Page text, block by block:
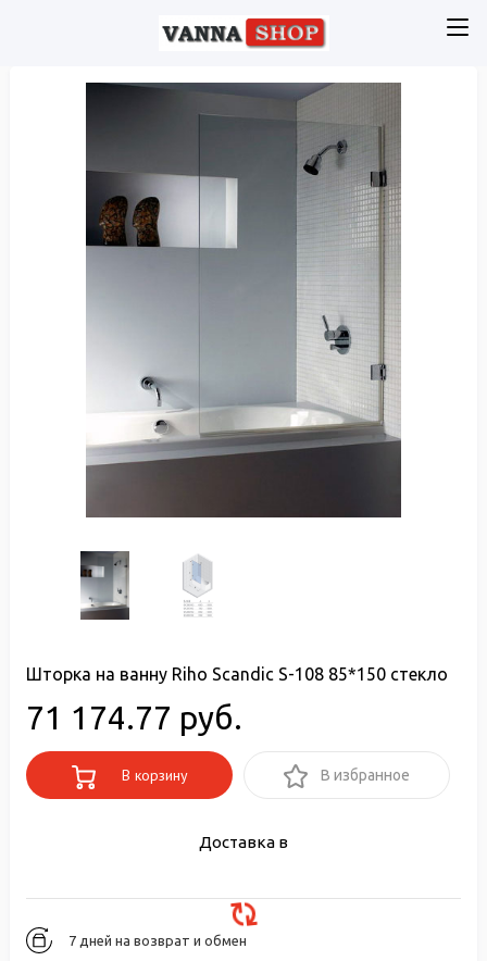
Шторка на ванну Riho Scandic S-108 85*150 стекло
71 174.77 руб.
В корзину В избранное
Доставка в
7 дней на возврат и обмен